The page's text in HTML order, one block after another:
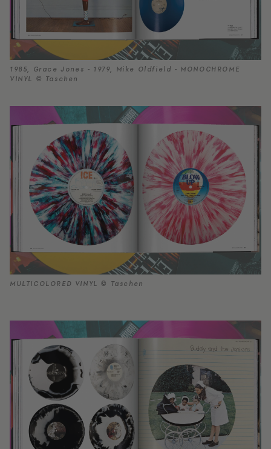
1985, Grace Jones - 1979, Mike Oldfield - MONOCHROME
VINYL © Taschen
MULTICOLORED VINYL © Taschen